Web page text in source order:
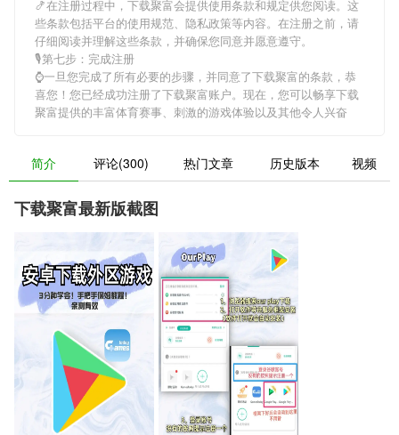
🍤在注册过程中， 下载聚富会提供使用条款和规定供您阅读。这
些条款包括平台的使用规范、隐私政策等内容。在注册之前，请
仔细阅读并理解这些条款，并确保您同意并愿意遵守。
🎙第七步：完成注册
⌚️一旦您完成了所有必要的步骤，并同意了下载聚富的条款，恭
喜您！您已经成功注册了下载聚富账户。现在，您可以畅享下载
聚富提供的丰富体育赛事、刺激的游戏体验以及其他令人兴奋
简介 评论(300) 热门文章 历史版本 视频
下载聚富最新版截图